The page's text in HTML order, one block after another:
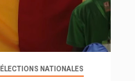
NATIONALES